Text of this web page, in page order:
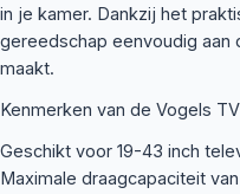
in je kamer. Dankzij het
gereedschap eenvoudig aan
maakt.
Kenmerken van de Vogels
Geschikt voor 19-43 inch
Maximale draagcapaciteit van